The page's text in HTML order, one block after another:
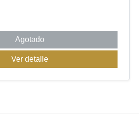
Agotado
Ver detalle